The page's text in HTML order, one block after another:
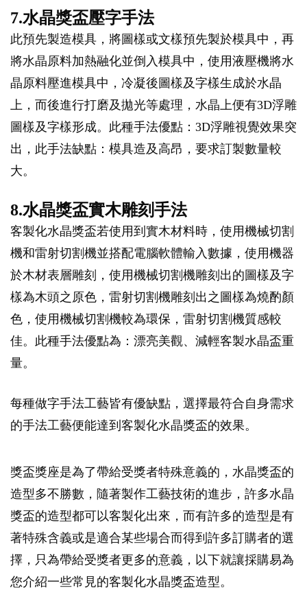
7.水晶獎盃壓字手法
此預先製造模具，將圖樣或文樣預先製於模具中，再
將水晶原料加熱融化並倒入模具中，使用液壓機將水
晶原料壓進模具中，冷凝後圖樣及字樣生成於水晶
上，而後進行打磨及拋光等處理，水晶上便有3D浮雕
圖樣及字樣形成。此種手法優點：3D浮雕視覺效果突
出，此手法缺點：模具造及高昂，要求訂製數量較
大。
8.水晶獎盃實木雕刻手法
客製化水晶獎盃若使用到實木材料時，使用機械切割
機和雷射切割機並搭配電腦軟體輸入數據，使用機器
於木材表層雕刻，使用機械切割機雕刻出的圖樣及字
樣為木頭之原色，雷射切割機雕刻出之圖樣為燒酌顏
色，使用機械切割機較為環保，雷射切割機質感較
佳。此種手法優點為：漂亮美觀、減輕客製水晶盃重
量。
每種做字手法工藝皆有優缺點，選擇最符合自身需求
的手法工藝便能達到客製化水晶獎盃的效果。
獎盃獎座是為了帶給受獎者特殊意義的，水晶獎盃的
造型多不勝數，隨著製作工藝技術的進步，許多水晶
獎盃的造型都可以客製化出來，而有許多的造型是有
著特殊含義或是適合某些場合而得到許多訂購者的選
擇，只為帶給受獎者更多的意義，以下就讓採購易為
您介紹一些常見的客製化水晶獎盃造型。